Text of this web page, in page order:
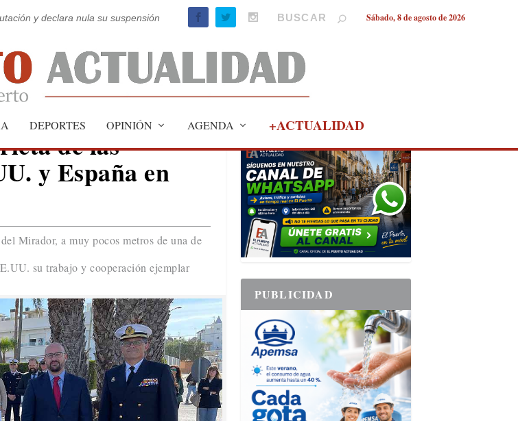
y declara nula su suspensión Sábado, 8 de agosto de 2026
DEPORTES OPINIÓN AGENDA +ACTUALIDAD
de las
y España en
Mirador, a muy pocos metros de una de
su trabajo y cooperación ejemplar
PUBLICIDAD
PUBLICIDAD